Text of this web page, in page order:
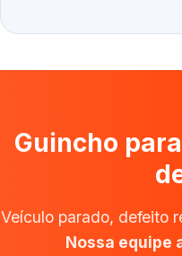
Guincho
Veículo parado, defeito
Nossa equipe